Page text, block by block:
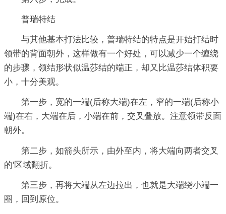
普瑞特结
与其他基本打法比较，普瑞特结的特点是开始打结时
领带的背面朝外，这样做有一个好处，可以减少一个缠绕
的步骤，领结形状似温莎结的端正，却又比温莎结体积要
小，十分美观。
第一步，宽的一端(后称大端)在左，窄的一端(后称小
端)在右，大端在后，小端在前，交叉叠放。注意领带反面
朝外。
第二步，如箭头所示，由外至内，将大端向两者交叉
的'区域翻折。
第三步，再将大端从左边拉出，也就是大端绕小端一
圈，回到原位。